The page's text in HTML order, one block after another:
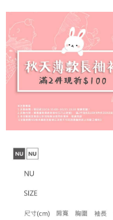
買賣價金債權讓與本公司後，
2.基於同意付款使用「大哥付
資料（包含姓名、電話或地址
由本公司與您本人進行分期帳
3.完整用戶服務條款，請詳閱以
購買商品的店家。未經商家同
後付繳納相關費用。
※ 交易是否成功請以「AFTEE
是否繳費成功／繳費後需取消
客戶支援中心」https://
【注意事項】
１．透過由恩沛科技股份有限
易，需依本服務之必要範圍內
權轉讓予恩沛科技股份有限公司
２．關於個人資料處理事宜，
https://aftee.tw/terms/#terms3
「AFTEE先享後付」，若未經
任。
４．使用「AFTEE先享後付」
請求用戶進行身份認證。
恩沛科技股份有限公司將有權
每筆NT$65，滿NT$899(含
付款後7-11取貨
每筆NT$60，滿NT$899(含
宅配
每筆NT$65，滿NT$899(含